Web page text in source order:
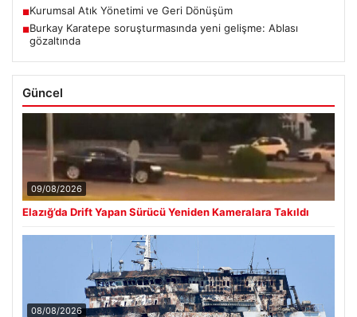
■Kurumsal Atık Yönetimi ve Geri Dönüşüm
■Burkay Karatepe soruşturmasında yeni gelişme: Ablası
gözaltında
Güncel
09/08/2026
Elazığ’da Drift Yapan Sürücü Yeniden Kameralara Takıldı
08/08/2026